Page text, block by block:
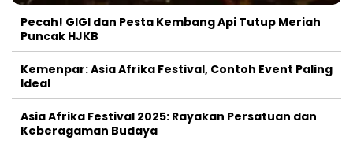
Pecah! GIGI dan Pesta Kembang Api Tutup Meriah
Puncak HJKB
Kemenpar: Asia Afrika Festival, Contoh Event Paling
Ideal
Asia Afrika Festival 2025: Rayakan Persatuan dan
Keberagaman Budaya